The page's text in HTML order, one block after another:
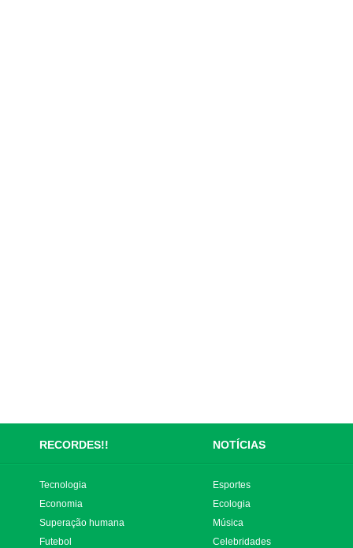
RECORDES!! NOTÍCIAS
Tecnologia
Economia
Superação humana
Futebol
Esportes
Ecologia
Música
Celebridades